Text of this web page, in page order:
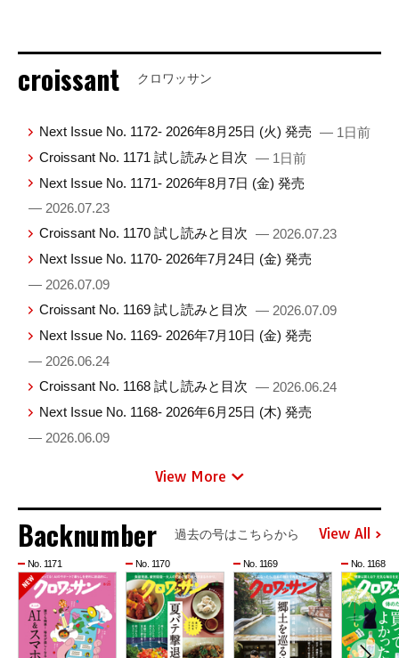
croissant クロワッサン
Next Issue No. 1172- 2026年8月25日 (火) 発売 — 1日前
Croissant No. 1171 試し読みと目次 — 1日前
Next Issue No. 1171- 2026年8月7日 (金) 発売
— 2026.07.23
Croissant No. 1170 試し読みと目次 — 2026.07.23
Next Issue No. 1170- 2026年7月24日 (金) 発売
— 2026.07.09
Croissant No. 1169 試し読みと目次 — 2026.07.09
Next Issue No. 1169- 2026年7月10日 (金) 発売
— 2026.06.24
Croissant No. 1168 試し読みと目次 — 2026.06.24
Next Issue No. 1168- 2026年6月25日 (木) 発売
— 2026.06.09
View More
Backnumber 過去の号はこちらから View All
No. 1171 No. 1170 No. 1169 No. 1168